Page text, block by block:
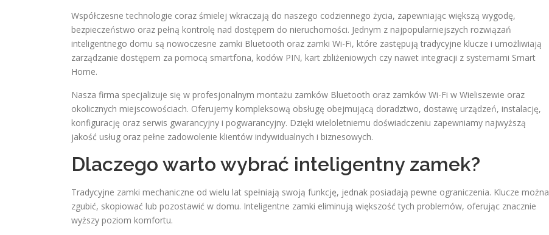
Współczesne technologie coraz śmielej wkraczają do naszego codziennego życia, zapewniając większą wygodę,
bezpieczeństwo oraz pełną kontrolę nad dostępem do nieruchomości. Jednym z najpopularniejszych rozwiązań
inteligentnego domu są nowoczesne zamki Bluetooth oraz zamki Wi-Fi, które zastępują tradycyjne klucze i umożliwiają
zarządzanie dostępem za pomocą smartfona, kodów PIN, kart zbliżeniowych czy nawet integracji z systemami Smart
Home.
Nasza firma specjalizuje się w profesjonalnym montażu zamków Bluetooth oraz zamków Wi-Fi w Wieliszewie oraz
okolicznych miejscowościach. Oferujemy kompleksową obsługę obejmującą doradztwo, dostawę urządzeń, instalację,
konfigurację oraz serwis gwarancyjny i pogwarancyjny. Dzięki wieloletniemu doświadczeniu zapewniamy najwyższą
jakość usług oraz pełne zadowolenie klientów indywidualnych i biznesowych.
Dlaczego warto wybrać inteligentny zamek?
Tradycyjne zamki mechaniczne od wielu lat spełniają swoją funkcję, jednak posiadają pewne ograniczenia. Klucze można
zgubić, skopiować lub pozostawić w domu. Inteligentne zamki eliminują większość tych problemów, oferując znacznie
wyższy poziom komfortu.